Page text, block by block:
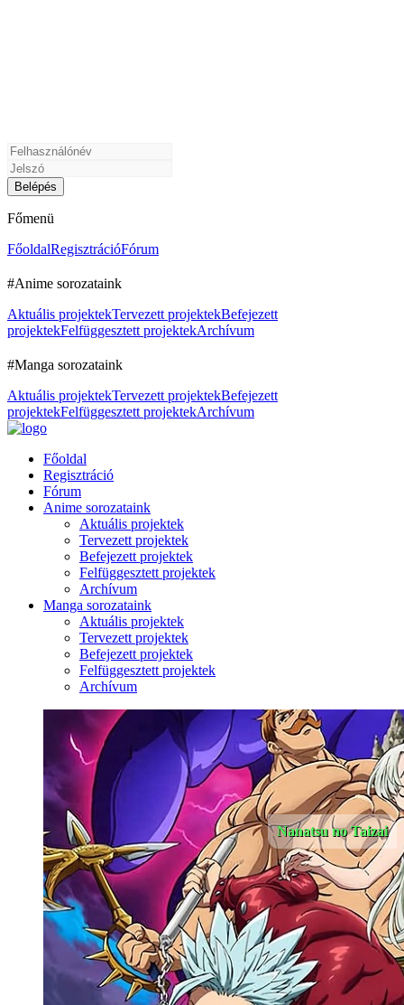
Főmenü
FőoldalRegisztrációFórum
#Anime sorozataink
Aktuális projektekTervezett projektekBefejezett
projektekFelfüggesztett projektekArchívum
#Manga sorozataink
Aktuális projektekTervezett projektekBefejezett
projektekFelfüggesztett projektekArchívum
Főoldal
Regisztráció
Fórum
Anime sorozataink
Aktuális projektek
Tervezett projektek
Befejezett projektek
Felfüggesztett projektek
Archívum
Manga sorozataink
Aktuális projektek
Tervezett projektek
Befejezett projektek
Felfüggesztett projektek
Archívum
Nanatsu no Taizai